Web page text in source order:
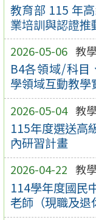
教育部 115 年
業培訓與認證推
2026-05-06 教
B4各領域/科目
學領域互動教學
2026-05-04 教
115年度選送高
內研習計畫
2026-04-22 教
114學年度國民
老師（現職及退